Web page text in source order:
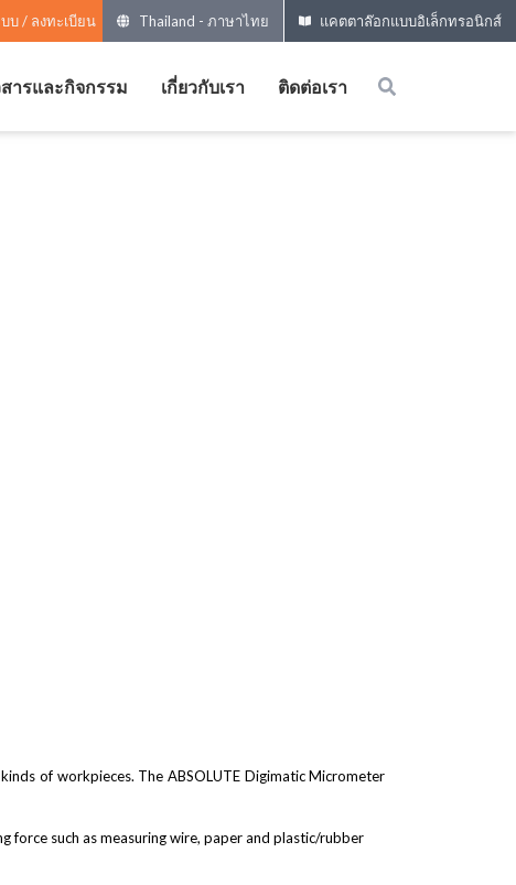
บบ / ลงทะเบียน Thailand - ภาษาไทย แคตตาล๊อกแบบอิเล็กทรอนิกส์
ารและกิจกรรม เกี่ยวกับเรา ติดต่อเรา
of workpieces. The ABSOLUTE Digimatic Micrometer
force such as measuring wire, paper and plastic/rubber